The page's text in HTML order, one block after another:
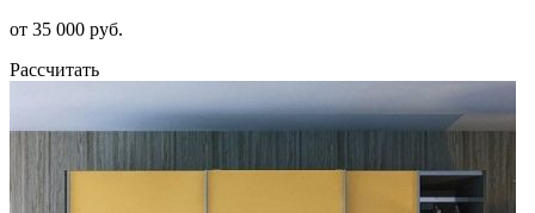
от 35 000 руб.
Рассчитать